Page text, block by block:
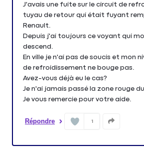
J'avais une fuite sur le circuit de
tuyau de retour qui était fuyant
Renault.
Depuis j'ai toujours ce voyant qui
descend.
En ville je n'ai pas de soucis et mon
de refroidissement ne bouge pas.
Avez-vous déjà eu le cas?
Je n'ai jamais passé la zone rouge
Je vous remercie pour votre aide.
Répondre 1